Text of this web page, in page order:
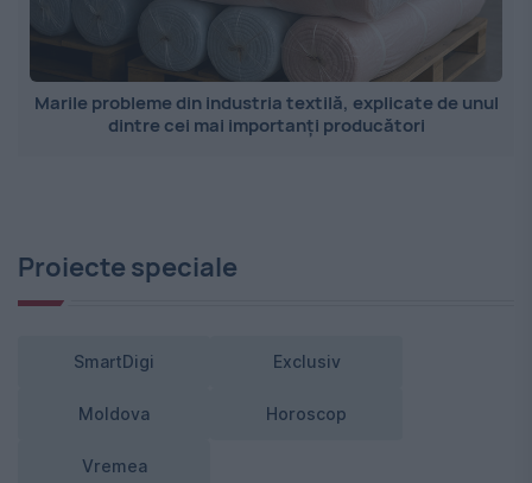
Marile probleme din industria textilă, explicate de unul
dintre cei mai importanți producători
Proiecte speciale
SmartDigi Exclusiv
Moldova Horoscop
Vremea